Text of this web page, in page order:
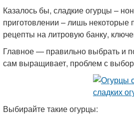
Казалось бы, сладкие огурцы –
приготовлении – лишь некоторые
рецепты на литровую банку,
Главное — правильно выбрать и
сам выращивает, проблем с
Выбирайте такие огурцы: